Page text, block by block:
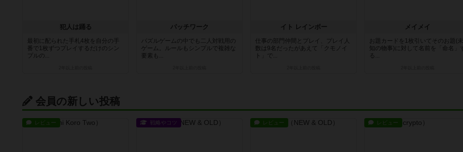
犯人は踊る
最初に配られた手札4枚を自分の手
番で1枚ずつプレイするだけのシン
プルの...
パッチワーク
パズルゲームの中でも二人対戦用の
ゲーム。ルールもシンプルで複雑な
要素も...
イト レインボー
仕事の部門仲間とプレイ、プレイ人
数は9名だったがあえて「クモノイ
ト」で...
メイメイ
お題カードを1枚引いてそのお題(未
知の物事)に対して名前を「命名」す
る...
会員の新しい投稿
レビュー 戦略やコツ レビュー レビュー